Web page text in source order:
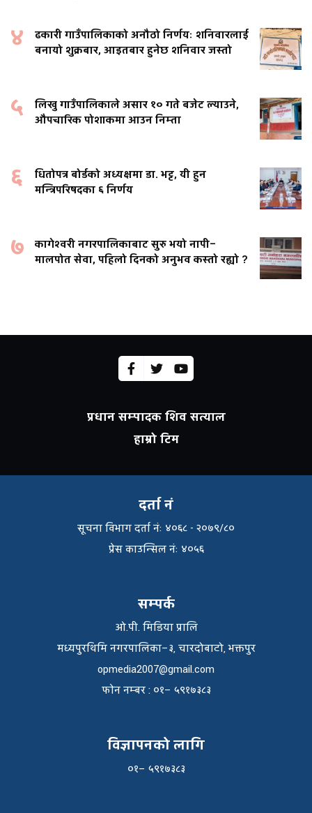
४
ढकारी गाउँपालिकाको अनौठो निर्णयः शनिवारलाई
बनायो शुक्रबार, आइतबार हुनेछ शनिवार जस्तो
५
लिखु गाउँपालिकाले असार १० गते बजेट ल्याउने,
औपचारिक पोशाकमा आउन निम्ता
६
धितोपत्र बोर्डको अध्यक्षमा डा. भट्ट, यी हुन
मन्त्रिपरिषदका ६ निर्णय
७
कागेश्वरी नगरपालिकाबाट सुरु भयो नापी–
मालपोत सेवा, पहिलो दिनको अनुभव कस्तो रह्यो ?
प्रधान सम्पादक शिव सत्याल
हाम्रो टिम
दर्ता नं
सूचना विभाग दर्ता नंः ४०६८ - २०७९/८०
प्रेस काउन्सिल नंः ४०५६
सम्पर्क
ओ.पी. मिडिया प्रालि
मध्यपुरथिमि नगरपालिका–३, चारदोबाटो, भक्तपुर
opmedia2007@gmail.com
फाेन नम्बर : ०१– ५९१७३८३
विज्ञापनको लागि
०१– ५९१७३८३